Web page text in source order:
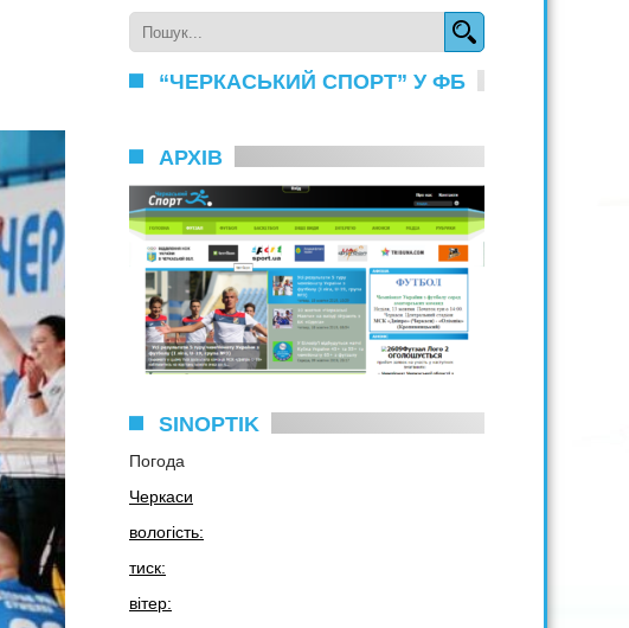
“ЧЕРКАСЬКИЙ СПОРТ” У ФБ
АРХІВ
SINOPTIK
Погода
Черкаси
вологість:
тиск:
вітер: